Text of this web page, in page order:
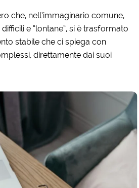
che, nell’immaginario comune,
e “lontane”, si è trasformato
stabile che ci spiega con
direttamente dai suoi